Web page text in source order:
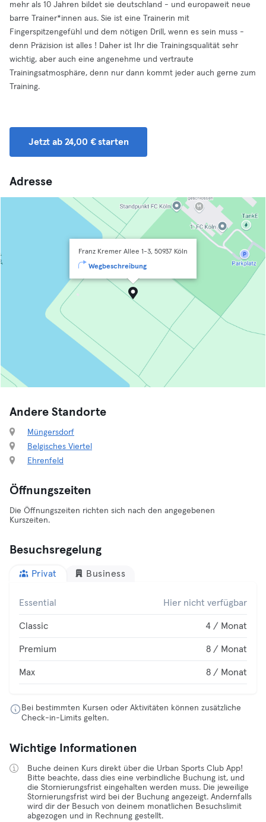
mehr als 10 Jahren bildet sie deutschland - und europaweit neue
barre Trainer*innen aus. Sie ist eine Trainerin mit
Fingerspitzengefühl und dem nötigen Drill, wenn es sein muss -
denn Präzision ist alles ! Daher ist Ihr die Trainingsqualität sehr
wichtig, aber auch eine angenehme und vertraute
Trainingsatmosphäre, denn nur dann kommt jeder auch gerne zum
Training.
Jetzt ab 24,00 € starten
Adresse
Franz Kremer Allee 1-3, 50937 Köln
Wegbeschreibung
Andere Standorte
Müngersdorf
Belgisches Viertel
Ehrenfeld
Öffnungszeiten
Die Öffnungszeiten richten sich nach den angegebenen
Kurszeiten.
Besuchsregelung
Privat Business
Essential Hier nicht verfügbar
Classic 4 / Monat
Premium 8 / Monat
Max 8 / Monat
Bei bestimmten Kursen oder Aktivitäten können zusätzliche
Check-in-Limits gelten.
Wichtige Informationen
Buche deinen Kurs direkt über die Urban Sports Club App!
Bitte beachte, dass dies eine verbindliche Buchung ist, und
die Stornierungsfrist eingehalten werden muss. Die jeweilige
Stornierungsfrist wird bei der Buchung angezeigt. Andernfalls
wird dir der Besuch von deinem monatlichen Besuchslimit
abgezogen und in Rechnung gestellt.